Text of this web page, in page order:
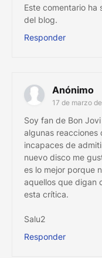
Este comentario ha
del blog.
Responder
Anónimo
17 de marzo
Soy fan de Bon
algunas reacciones
incapaces de
nuevo disco me
es lo mejor porque
aquellos que digan
esta crítica.
Salu2
Responder